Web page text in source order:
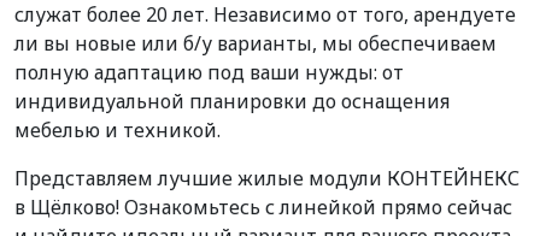
служат более 20 лет. Независимо от того, арендуете
ли вы новые или б/у варианты, мы обеспечиваем
полную адаптацию под ваши нужды: от
индивидуальной планировки до оснащения
мебелью и техникой.
Представляем лучшие жилые модули КОНТЕЙНЕКС
в Щёлково! Ознакомьтесь с линейкой прямо сейчас